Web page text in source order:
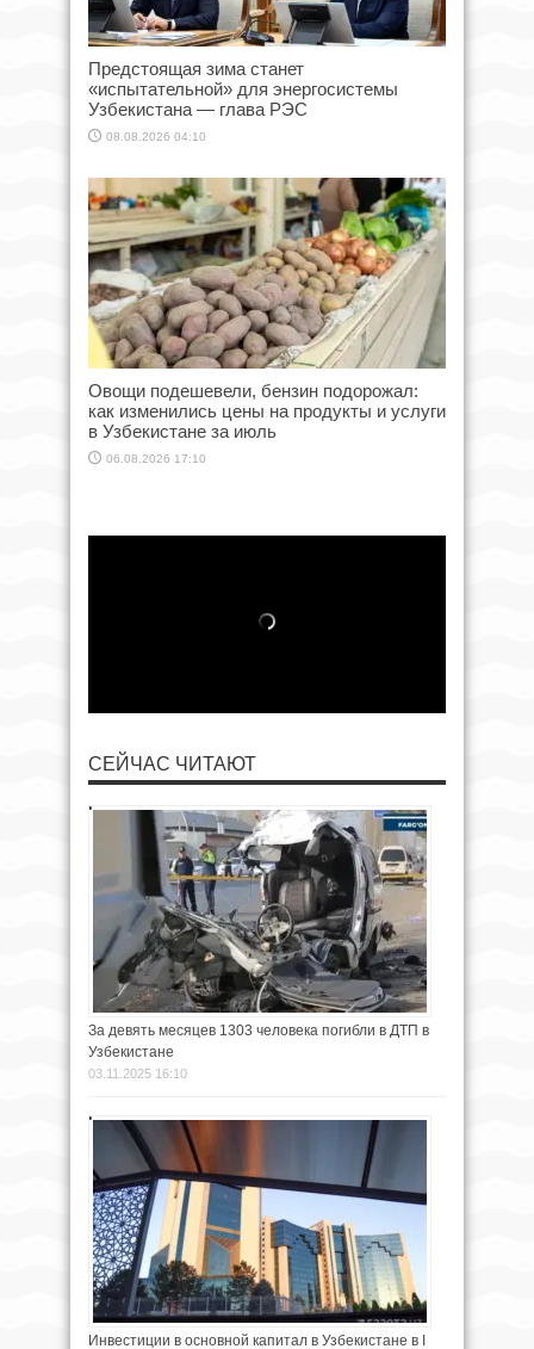
Предстоящая зима станет
«испытательной» для энергосистемы
Узбекистана — глава РЭС
08.08.2026 04:10
Овощи подешевели, бензин подорожал:
как изменились цены на продукты и услуги
в Узбекистане за июль
06.08.2026 17:10
СЕЙЧАС ЧИТАЮТ
За девять месяцев 1303 человека погибли в ДТП в
Узбекистане
03.11.2025 16:10
Инвестиции в основной капитал в Узбекистане в I